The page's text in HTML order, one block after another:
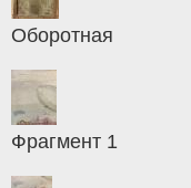
Оборотная
Фрагмент 1